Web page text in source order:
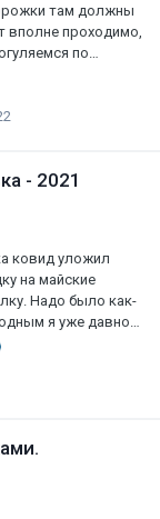
там должны
вполне проходимо,
по
насладимся
у костра.
Место сбора и
- 2021
ковид уложил
на майские
Надо было как-
я уже давно
я уже
отлично провели
поворот, который
раз мы укрылись